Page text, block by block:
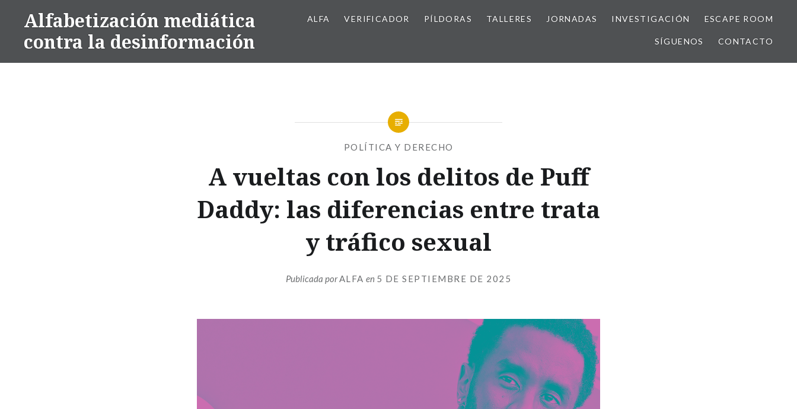
Alfabetización mediática
contra la desinformación
ALFA VERIFICADOR PÍLDORAS TALLERES JORNADAS INVESTIGACIÓN ESCAPE ROOM
SÍGUENOS CONTACTO
POLÍTICA Y DERECHO
A vueltas con los delitos de Puff
Daddy: las diferencias entre trata
y tráfico sexual
Publicada porALFA en 5 DE SEPTIEMBRE DE 2025